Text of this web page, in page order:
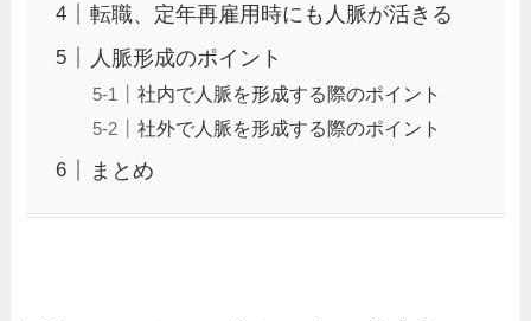
転職、定年再雇用時にも人脈が活きる
人脈形成のポイント
社内で人脈を形成する際のポイント
社外で人脈を形成する際のポイント
まとめ